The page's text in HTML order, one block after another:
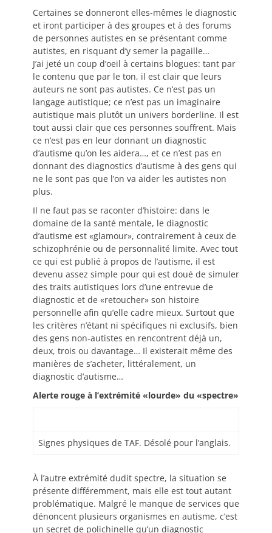
Certaines se donneront elles-mêmes le diagnostic
et iront participer à des groupes et à des forums
de personnes autistes en se présentant comme
autistes, en risquant d’y semer la pagaille…
J’ai jeté un coup d’oeil à certains blogues: tant par
le contenu que par le ton, il est clair que leurs
auteurs ne sont pas autistes. Ce n’est pas un
langage autistique; ce n’est pas un imaginaire
autistique mais plutôt un univers borderline. Il est
tout aussi clair que ces personnes souffrent. Mais
ce n’est pas en leur donnant un diagnostic
d’autisme qu’on les aidera…, et ce n’est pas en
donnant des diagnostics d’autisme à des gens qui
ne le sont pas que l’on va aider les autistes non
plus.
Il ne faut pas se raconter d’histoire: dans le
domaine de la santé mentale, le diagnostic
d’autisme est «glamour», contrairement à ceux de
schizophrénie ou de personnalité limite. Avec tout
ce qui est publié à propos de l’autisme, il est
devenu assez simple pour qui est doué de simuler
des traits autistiques lors d’une entrevue de
diagnostic et de «retoucher» son histoire
personnelle afin qu’elle cadre mieux. Surtout que
les critères n’étant ni spécifiques ni exclusifs, bien
des gens non-autistes en rencontrent déjà un,
deux, trois ou davantage… Il existerait même des
manières de s’acheter, littéralement, un
diagnostic d’autisme…
Alerte rouge à l’extrémité «lourde» du «spectre»
Signes physiques de TAF. Désolé pour l’anglais.
À l’autre extrémité dudit spectre, la situation se
présente différemment, mais elle est tout autant
problématique. Malgré le manque de services que
dénoncent plusieurs organismes en autisme, c’est
un secret de polichinelle qu’un diagnostic